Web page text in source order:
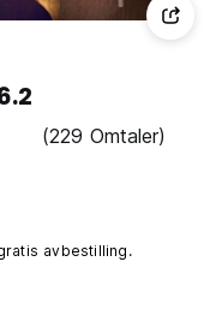
(229 Omtaler)
avbestilling.